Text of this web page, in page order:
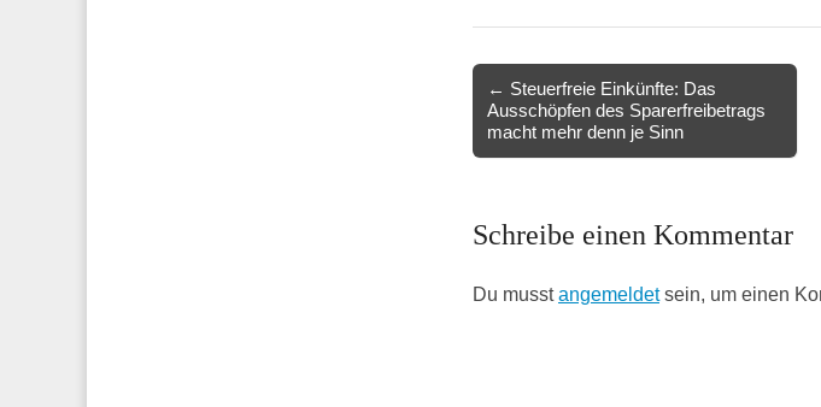
navigation
← Steuerfreie Einkünfte: Das
Ausschöpfen des Sparerfreibetrags
macht mehr denn je Sinn
Schreibe einen Kommentar
Du musstangemeldetsein, um einen